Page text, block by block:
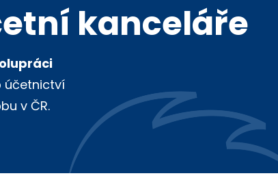
kanceláře
účetnictví
v ČR.